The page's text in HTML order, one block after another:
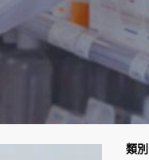
類別